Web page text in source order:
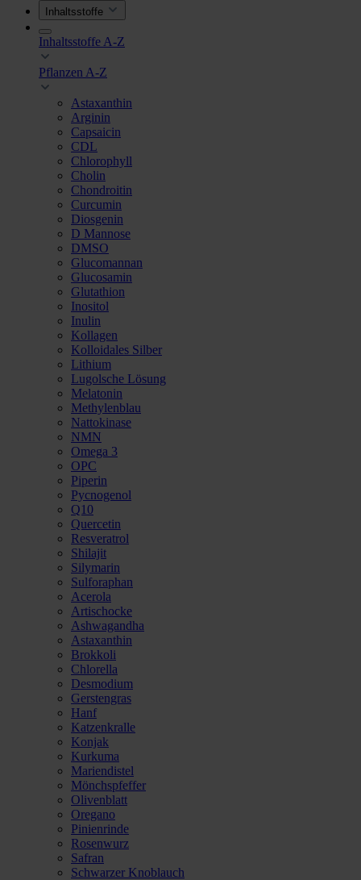
Inhaltsstoffe
Inhaltsstoffe A-Z
Pflanzen A-Z
Astaxanthin
Arginin
Capsaicin
CDL
Chlorophyll
Cholin
Chondroitin
Curcumin
Diosgenin
D Mannose
DMSO
Glucomannan
Glucosamin
Glutathion
Inositol
Inulin
Kollagen
Kolloidales Silber
Lithium
Lugolsche Lösung
Melatonin
Methylenblau
Nattokinase
NMN
Omega 3
OPC
Piperin
Pycnogenol
Q10
Quercetin
Resveratrol
Shilajit
Silymarin
Sulforaphan
Acerola
Artischocke
Ashwagandha
Astaxanthin
Brokkoli
Chlorella
Desmodium
Gerstengras
Hanf
Katzenkralle
Konjak
Kurkuma
Mariendistel
Mönchspfeffer
Olivenblatt
Oregano
Pinienrinde
Rosenwurz
Safran
Schwarzer Knoblauch